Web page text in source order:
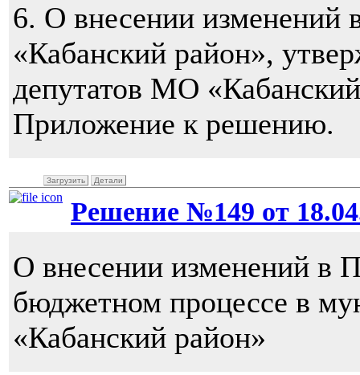
6. О внесении
«Кабанский район»,
депутатов МО
Приложение к решению.
Загрузить Детали
Решение №149 от
О внесении изменений в
бюджетном процессе в
«Кабанский район»